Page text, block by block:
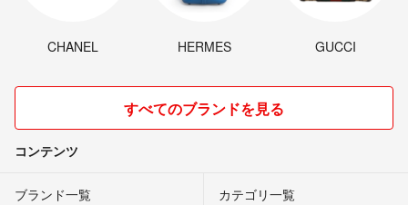
CHANEL HERMES GUCCI
すべてのブランドを見る
コンテンツ
ブランド一覧 カテゴリ一覧